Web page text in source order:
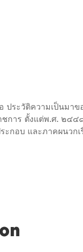
ประวัติความเป็นมา
ชการ ตั้งแต่พ.ศ. ๒๔
กอบ และภาคผนวกเ